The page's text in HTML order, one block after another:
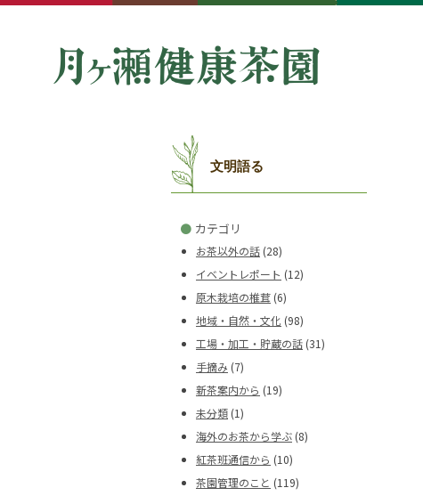
文明語る
● カテゴリ
お茶以外の話 (28)
イベントレポート (12)
原木栽培の椎茸 (6)
地域・自然・文化 (98)
工場・加工・貯蔵の話 (31)
手摘み (7)
新茶案内から (19)
未分類 (1)
海外のお茶から学ぶ (8)
紅茶班通信から (10)
茶園管理のこと (119)